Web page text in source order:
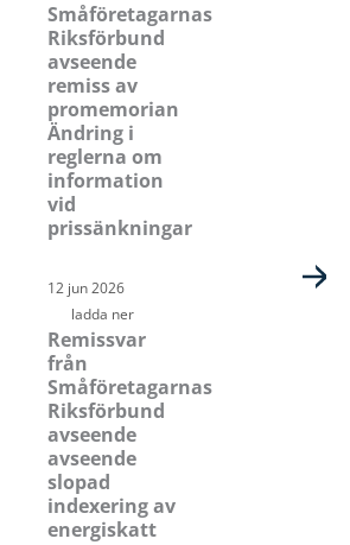
Småföretagarnas
Riksförbund
avseende
remiss av
promemorian
Ändring i
reglerna om
information
vid
prissänkningar
12 jun 2026
ladda ner
Remissvar
från
Småföretagarnas
Riksförbund
avseende
avseende
slopad
indexering av
energiskatt